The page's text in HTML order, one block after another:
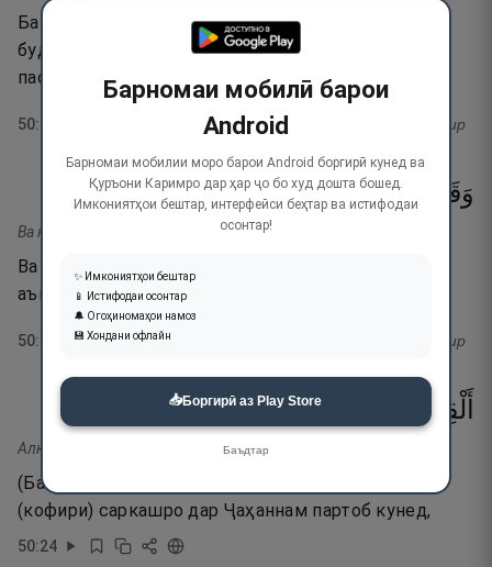
Ба ӯ гуфта мешавад: «Батаҳқиқ, аз ин рӯз бехабар
будӣ, пас, аз ту ҳоло пардаи ғафлатро бардоштем,
пас, чашми ту имрӯз тезбин аст».
50: тафсир
وَقَالَ قَرِينُهُۥ هَـٰذَا مَا لَدَىَّ عَتِيدٌ ۝٢٣
Ва қола қарӣнуҳу ҳаза ма ладайя ъатӣд.
Ва фариштаи ҳамнишини ӯ гӯяд: «Ин аст номаи
аъмоли ту, ки назди ман ҳозир аст!».
50: тафсир
أَلْقِيَا كُلَّ كَفَّارٍ عَنِيدٍۢ
Алқийа фӣ Ҷаҳаннама кулла каффарин ъанӣд.
(Ба он ду фаришта гуфта шавад:) «Ҳар носипоси
(кофири) саркашро дар Ҷаҳаннам партоб кунед,
50:24
Барномаи мобилӣ барои
Android
Барномаи мобилии моро барои Android боргирӣ кунед ва
Қуръони Каримро дар ҳар ҷо бо худ дошта бошед.
Имкониятҳои бештар, интерфейси беҳтар ва истифодаи
осонтар!
✨ Имкониятҳои бештар
📱 Истифодаи осонтар
🔔 Огоҳиномаҳои намоз
💾 Хондани офлайн
📥Боргирӣ аз Play Store
Баъдтар